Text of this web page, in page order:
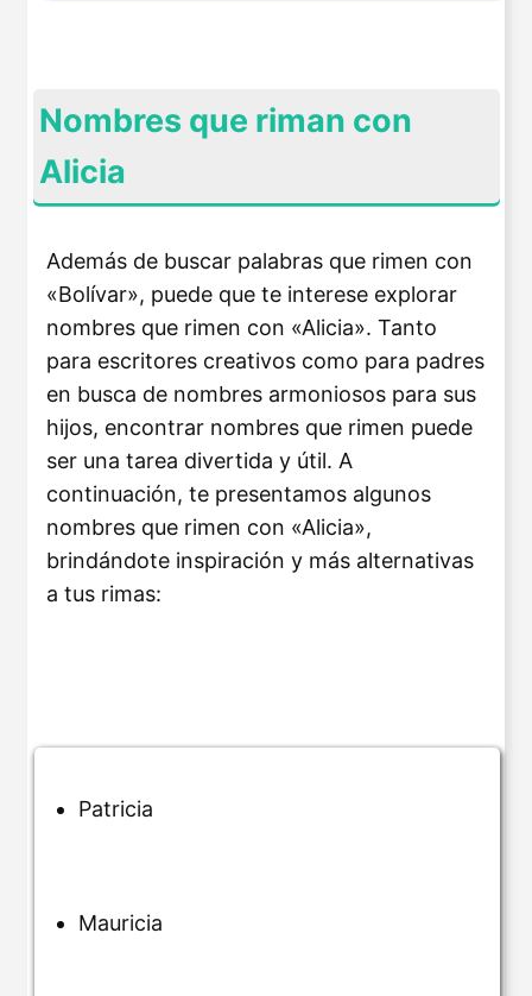
Nombres que riman con
Alicia
Además de buscar palabras que rimen con
«Bolívar», puede que te interese explorar
nombres que rimen con «Alicia». Tanto
para escritores creativos como para padres
en busca de nombres armoniosos para sus
hijos, encontrar nombres que rimen puede
ser una tarea divertida y útil. A
continuación, te presentamos algunos
nombres que rimen con «Alicia»,
brindándote inspiración y más alternativas
a tus rimas:
Patricia
Mauricia